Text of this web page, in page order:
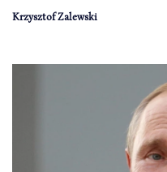
Krzysztof Zalewski